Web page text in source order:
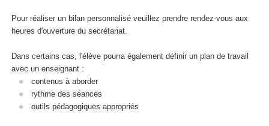
Pour réaliser un bilan personnalisé veuillez prendre rendez-vous aux
heures d'ouverture du secrétariat.
Dans certains cas, l'élève pourra également définir un plan de travail
avec un enseignant :
contenus à aborder
rythme des séances
outils pédagogiques appropriés